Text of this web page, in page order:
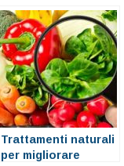
Trattamenti naturali
per migliorare